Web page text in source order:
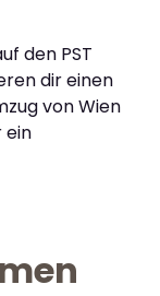
den PST
dir einen
von Wien
ein